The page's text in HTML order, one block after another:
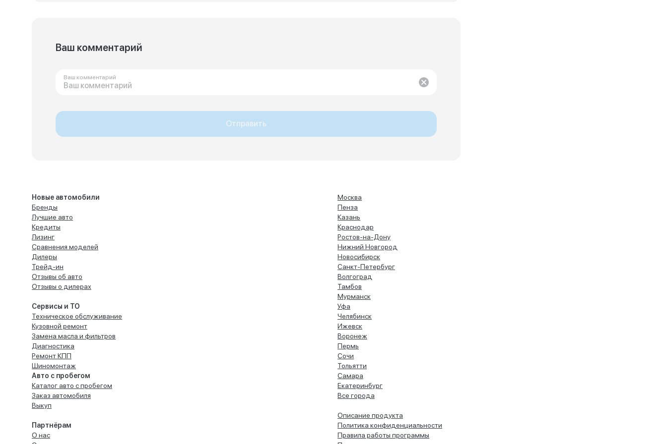
Ваш комментарий
Ваш комментарий
Отправить
Новые автомобили
Бренды
Лучшие авто
Кредиты
Лизинг
Сравнения моделей
Дилеры
Трейд-ин
Отзывы об авто
Отзывы о дилерах
Сервисы и ТО
Техническое обслуживание
Кузовной ремонт
Замена масла и фильтров
Диагностика
Ремонт КПП
Шиномонтаж
Авто с пробегом
Каталог авто с пробегом
Заказ автомобиля
Выкуп
Партнёрам
О нас
Москва
Пенза
Казань
Краснодар
Ростов-на-Дону
Нижний Новгород
Новосибирск
Санкт-Петербург
Волгоград
Тамбов
Мурманск
Уфа
Челябинск
Ижевск
Воронеж
Пермь
Сочи
Тольятти
Самара
Екатеринбург
Все города
Описание продукта
Политика конфиденциальности
Правила работы программы